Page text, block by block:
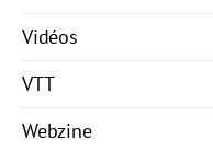
Vidéos
VTT
Webzine